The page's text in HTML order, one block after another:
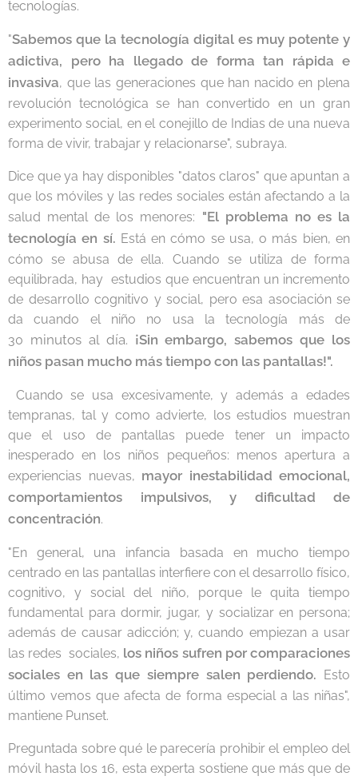
tecnologías.
"Sabemos que la tecnología digital es muy potente y
adictiva, pero ha llegado de forma tan rápida e
invasiva, que las generaciones que han nacido en plena
revolución tecnológica se han convertido en un gran
experimento social, en el conejillo de Indias de una nueva
forma de vivir, trabajar y relacionarse", subraya.
Dice que ya hay disponibles "datos claros" que apuntan a
que los móviles y las redes sociales están afectando a la
salud mental de los menores: "El problema no es la
tecnología en sí. Está en cómo se usa, o más bien, en
cómo se abusa de ella. Cuando se utiliza de forma
equilibrada, hay estudios que encuentran un incremento
de desarrollo cognitivo y social, pero esa asociación se
da cuando el niño no usa la tecnología más de
30 minutos al día. ¡Sin embargo, sabemos que los
niños pasan mucho más tiempo con las pantallas!".
Cuando se usa excesivamente, y además a edades
tempranas, tal y como advierte, los estudios muestran
que el uso de pantallas puede tener un impacto
inesperado en los niños pequeños: menos apertura a
experiencias nuevas, mayor inestabilidad emocional,
comportamientos impulsivos, y dificultad de
concentración.
"En general, una infancia basada en mucho tiempo
centrado en las pantallas interfiere con el desarrollo físico,
cognitivo, y social del niño, porque le quita tiempo
fundamental para dormir, jugar, y socializar en persona;
además de causar adicción; y, cuando empiezan a usar
las redes sociales, los niños sufren por comparaciones
sociales en las que siempre salen perdiendo. Esto
último vemos que afecta de forma especial a las niñas",
mantiene Punset.
Preguntada sobre qué le parecería prohibir el empleo del
móvil hasta los 16, esta experta sostiene que más que de